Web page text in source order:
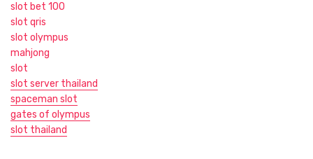
slot bet 100
slot qris
slot olympus
mahjong
slot
slot server thailand
spaceman slot
gates of olympus
slot thailand